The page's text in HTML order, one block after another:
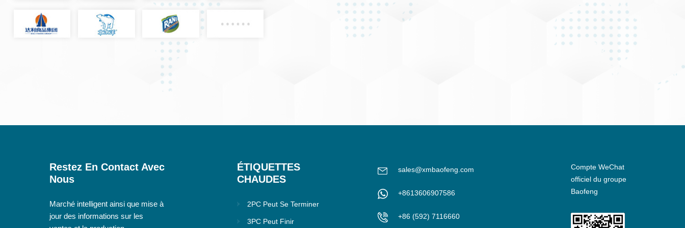
Restez En Contact Avec
Nous
Marché intelligent ainsi que mise à
jour des informations sur les
ÉTIQUETTES
CHAUDES
2PC Peut Se Terminer
3PC Peut Finir
sales@xmbaofeng.com
+8613606907586
+86 (592) 7116660
Compte WeChat
officiel du groupe
Baofeng